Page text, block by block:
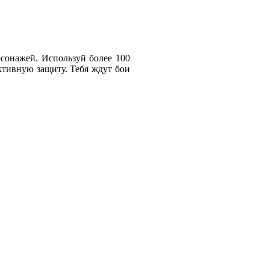
Используй более 100
защиту. Тебя ждут бои